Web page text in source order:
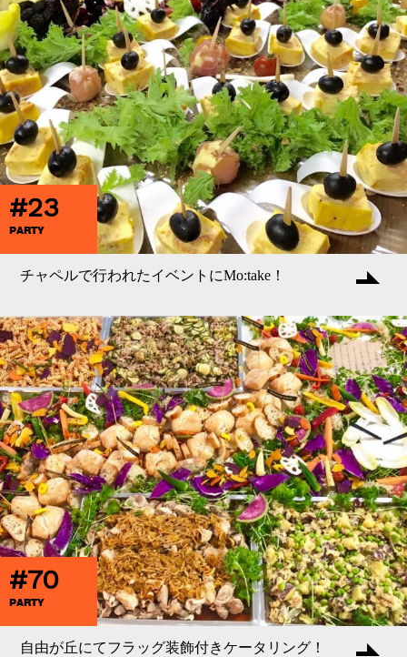
#23
PARTY
チャペルで行われたイベントにMo:take！
#70
PARTY
自由が丘にてフラッグ装飾付きケータリング！